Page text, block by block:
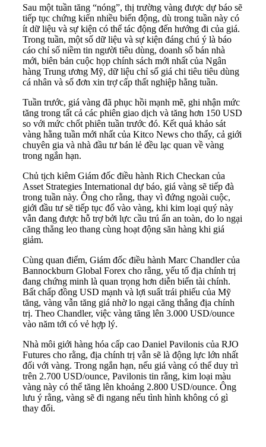
Sau một tuần tăng “nóng”, thị trường vàng được dự báo sẽ
tiếp tục chứng kiến nhiều biến động, dù trong tuần này có
ít dữ liệu và sự kiện có thể tác động đến hướng đi của giá.
Trong tuần, một số dữ liệu và sự kiện đáng chú ý là báo
cáo chỉ số niềm tin người tiêu dùng, doanh số bán nhà
mới, biên bản cuộc họp chính sách mới nhất của Ngân
hàng Trung ương Mỹ, dữ liệu chỉ số giá chi tiêu tiêu dùng
cá nhân và số đơn xin trợ cấp thất nghiệp hằng tuần.
Tuần trước, giá vàng đã phục hồi mạnh mẽ, ghi nhận mức
tăng trong tất cả các phiên giao dịch và tăng hơn 150 USD
so với mức chốt phiên tuần trước đó. Kết quả khảo sát
vàng hằng tuần mới nhất của Kitco News cho thấy, cả giới
chuyên gia và nhà đầu tư bán lẻ đều lạc quan về vàng
trong ngắn hạn.
Chủ tịch kiêm Giám đốc điều hành Rich Checkan của
Asset Strategies International dự báo, giá vàng sẽ tiếp đà
trong tuần này. Ông cho rằng, thay vì đứng ngoài cuộc,
giới đầu tư sẽ tiếp tục đổ vào vàng, khi kim loại quý này
vẫn đang được hỗ trợ bởi lực cầu trú ẩn an toàn, do lo ngại
căng thẳng leo thang cùng hoạt động săn hàng khi giá
giảm.
Cùng quan điểm, Giám đốc điều hành Marc Chandler của
Bannockburn Global Forex cho rằng, yếu tố địa chính trị
đang chứng minh là quan trọng hơn diễn biến tài chính.
Bất chấp đồng USD mạnh và lợi suất trái phiếu của Mỹ
tăng, vàng vẫn tăng giá nhờ lo ngại căng thẳng địa chính
trị. Theo Chandler, việc vàng tăng lên 3.000 USD/ounce
vào năm tới có vẻ hợp lý.
Nhà môi giới hàng hóa cấp cao Daniel Pavilonis của RJO
Futures cho rằng, địa chính trị vẫn sẽ là động lực lớn nhất
đối với vàng. Trong ngắn hạn, nếu giá vàng có thể duy trì
trên 2.700 USD/ounce, Pavilonis tin rằng, kim loại màu
vàng này có thể tăng lên khoảng 2.800 USD/ounce. Ông
lưu ý rằng, vàng sẽ đi ngang nếu tình hình không có gì
thay đổi.